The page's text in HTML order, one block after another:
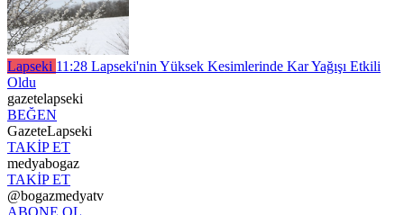
Lapseki 11:28 Lapseki'nin Yüksek Kesimlerinde Kar Yağışı Etkili
Oldu
gazetelapseki
BEĞEN
GazeteLapseki
TAKİP ET
medyabogaz
TAKİP ET
@bogazmedyatv
ABONE OL